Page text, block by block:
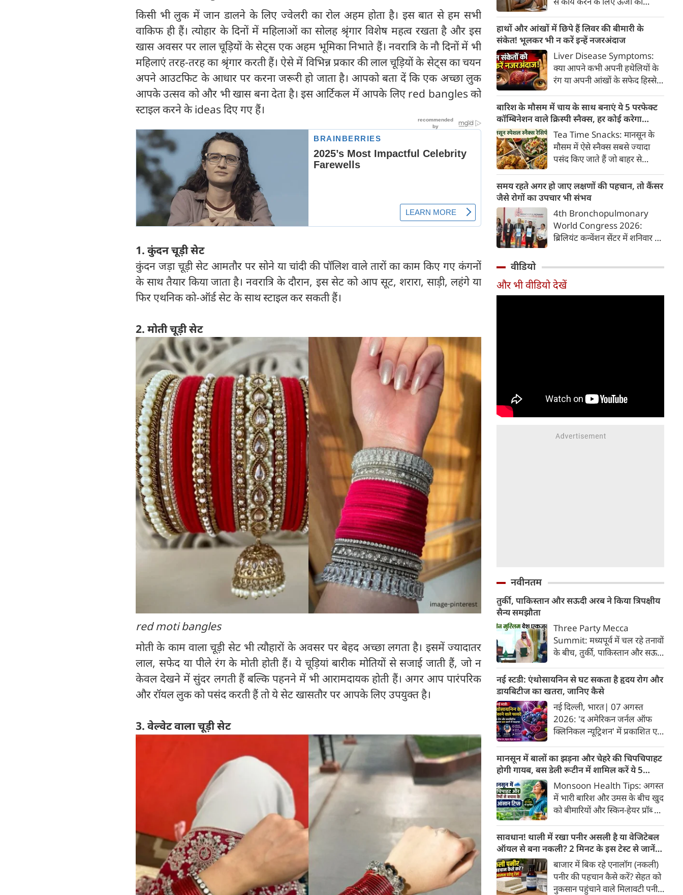
किसी भी लुक में जान डालने के लिए ज्वेलरी का रोल अहम होता है। इस बात से हम सभी
वाकिफ ही हैं। त्योहार के दिनों में महिलाओं का सोलह श्रृंगार विशेष महत्व रखता है और इस
खास अवसर पर लाल चूड़ियों के सेट्स एक अहम भूमिका निभाते हैं। नवरात्रि के नौ दिनों में भी
महिलाएं तरह-तरह का श्रृंगार करती हैं। ऐसे में विभिन्न प्रकार की लाल चूड़ियों के सेट्स का चयन
अपने आउटफिट के आधार पर करना जरूरी हो जाता है। आपको बता दें कि एक अच्‍छा लुक
आपके उत्सव को और भी खास बना देता है। इस आर्टिकल में आपके लिए red bangles को
स्टाइल करने के ideas दिए गए हैं।
1. कुंदन चूड़ी सेट
कुंदन जड़ा चूड़ी सेट आमतौर पर सोने या चांदी की पॉलिश वाले तारों का काम किए गए कंगनों
के साथ तैयार किया जाता है। नवरात्रि के दौरान, इस सेट को आप सूट, शरारा, साड़ी, लहंगे या
फिर एथनिक को-ऑर्ड सेट के साथ स्टाइल कर सकती हैं।
2. मोती चूड़ी सेट
red moti bangles
मोती के काम वाला चूड़ी सेट भी त्यौहारों के अवसर पर बेहद अच्‍छा लगता है। इसमें ज्यादातर
लाल, सफेद या पीले रंग के मोती होती हैं। ये चूड़ियां बारीक मोतियों से सजाई जाती हैं, जो न
केवल देखने में सुंदर लगती हैं बल्कि पहनने में भी आरामदायक होती हैं। अगर आप पारंपरिक
और रॉयल लुक को पसंद करती हैं तो ये सेट खासतौर पर आपके लिए उपयुक्त है।
3. वेल्वेट वाला चूड़ी सेट
क्या है, हिस्टामिन की क्या भूमिका
होती है और खुजली से राहत पाने के
प्रभावी घरेलू व चिकित्सीय उपाय।
का प्रमुख स्रोत ग्लूकोज यानी ब्लड
शुगर है। जब शरीर में ब्लड शुगर का
स्तर सामान्य से कम हो जाता है, तो
इस स्थिति को हाइपोग्लाइसीमिया
(Hypoglycemia) कहा जाता है।
ब्लड शुगर कम होने पर शरीर तुरंत
संकेत देना शुरू कर देता है।
हाथों और आंखों में छिपे हैं लिवर की बीमारी के
संकेत! भूलकर भी न करें इन्हें नजरअंदाज
Liver Disease Symptoms:
क्या आपने कभी अपनी हथेलियों के
रंग या अपनी आंखों के सफेद हिस्से
अक्सर हम हलकी लालिमा या आंखों
के पीलेपन को थकान समझकर टाल
देते हैं। लेकिन शरीर के ये छोटे-छोटे
बदलाव असल में एक बहुत बड़ी
चेतावनी हो सकते हैं।
बारिश के मौसम में चाय के साथ बनाएं ये 5 परफेक्ट
कॉम्बिनेशन वाले क्रिस्पी स्नैक्स, हर कोई करेगा
तारीफ
Tea Time Snacks: मानसून के
मौसम में ऐसे स्नैक्स सबसे ज्यादा
पसंद किए जाते हैं जो बाहर से
लाजवाब हों। यहां आपके लिये प्रस्तुत
हैं पकौड़ों से लेकर कॉर्न फ्रिटर्स तक
के कई मसालेदार स्नैक्स की ऐसी
रेसिपीज, जिन्हें आप घर पर कम
समय में आसानी से तैयार कर सकते
हैं।
समय रहते अगर हो जाए लक्षणों की पहचान, तो कैंसर
जैसे रोगों का उपचार भी संभव
4th Bronchopulmonary
World Congress 2026:
ब्रिलियंट कन्वेंशन सेंटर में शनिवार से
विदेश से आए पल्मोनोलॉजिस्ट,
क्रिटिकल केयर विशेषज्ञ, थोरासिक
(रजिस्ट्रेशन) कराया है।
वीडियो
और भी वीडियो देखें
नवीनतम
तुर्की, पाकिस्तान और सऊदी अरब ने किया त्रिपक्षीय
सैन्य समझौता
Three Party Mecca
Summit: मध्यपूर्व में चल रहे तनावों
के बीच, तुर्की, पाकिस्तान और सऊदी
हस्ताक्षर किए हैं, जिसके अनुसार
उनमें से किसी भी देश पर हमले को
तीनों सहयोगी देशों पर हमला माना
जाएगा।
नई स्टडी: एंथोसायनिन से घट सकता है हृदय रोग और
डायबिटीज का खतरा, जानिए कैसे
नई दिल्ली, भारत| 07 अगस्त
2026: 'द अमेरिकन जर्नल ऑफ
क्लिनिकल न्यूट्रिशन' में प्रकाशित एक
अनुसार, लाल, नीले और बैंगनी रंग के
खाद्य पदार्थों में पाए जाने वाले
प्राकृतिक बायोएक्टिव तत्व
'एंथोसायनिन' का अधिक सेवन स्वस्थ
व्यक्तियों में हृदय और मेटाबॉलिक
स्वास्थ्य को बेहतर बनाने में मददगार
साबित हो सकता है।
मानसून में बालों का झड़ना और चेहरे की चिपचिपाहट
होगी गायब, बस डेली रूटीन में शामिल करें ये 5
लाइफस्टाइल टिप्सMonsoon Health Tips: अगस्त
में भारी बारिश और उमस के बीच खुद
को बीमारियों और स्किन-हेयर प्रॉब्लम
बताएं 5 बेस्ट मानसून लाइफस्टाइल
हैक्स।
सावधान! थाली में रखा पनीर असली है या वेजिटेबल
ऑयल से बना नकली? 2 मिनट के इस टेस्ट से जानें
सच्चाई
बाजार में बिक रहे एनालॉग (नकली)
पनीर की पहचान कैसे करें? सेहत को
नुकसान पहुंचाने वाले मिलावटी पनीर